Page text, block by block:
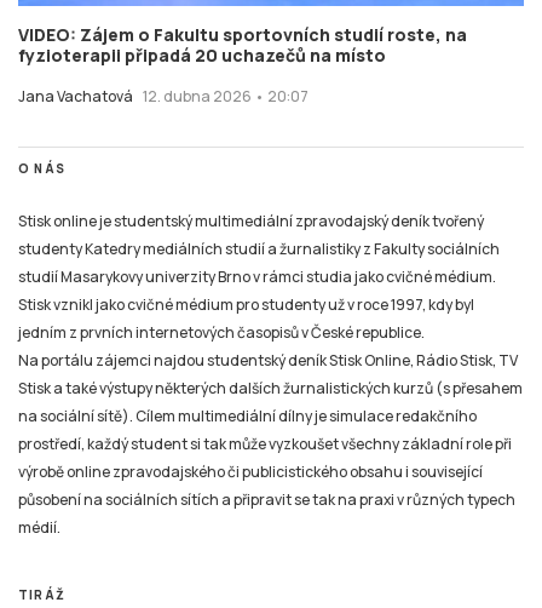
VIDEO: Zájem o Fakultu sportovních studií roste, na
fyzioterapii připadá 20 uchazečů na místo
Jana Vachatová 12. dubna 2026 • 20:07
O NÁS
Stisk online je studentský multimediální zpravodajský deník tvořený
studenty Katedry mediálních studií a žurnalistiky z Fakulty sociálních
studií Masarykovy univerzity Brno v rámci studia jako cvičné médium.
Stisk vznikl jako cvičné médium pro studenty už v roce 1997, kdy byl
jedním z prvních internetových časopisů v České republice.
Na portálu zájemci najdou studentský deník Stisk Online, Rádio Stisk, TV
Stisk a také výstupy některých dalších žurnalistických kurzů (s přesahem
na sociální sítě). Cílem multimediální dílny je simulace redakčního
prostředí, každý student si tak může vyzkoušet všechny základní role při
výrobě online zpravodajského či publicistického obsahu i související
působení na sociálních sítích a připravit se tak na praxi v různých typech
médií.
TIRÁŽ